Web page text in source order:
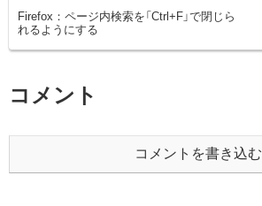
Firefox：ページ内検索を「Ctrl+F」で閉じら
れるようにする
コメント
コメントを書き込む